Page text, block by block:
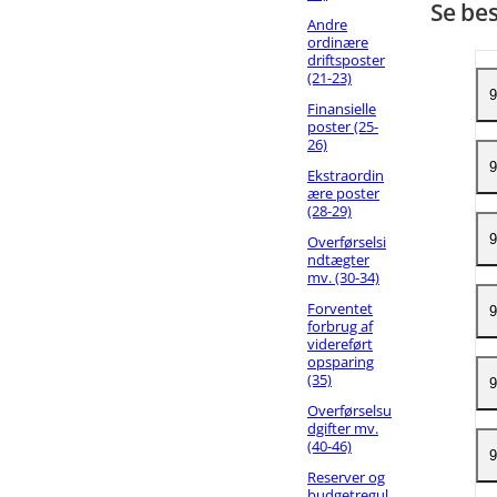
Andre
ordinære
driftsposter
(21-23)
Finansielle
poster (25-
26)
Ekstraordin
ære poster
(28-29)
Overførselsi
ndtægter
mv. (30-34)
Forventet
forbrug af
videreført
opsparing
(35)
Overførselsu
dgifter mv.
(40-46)
Reserver og
Se